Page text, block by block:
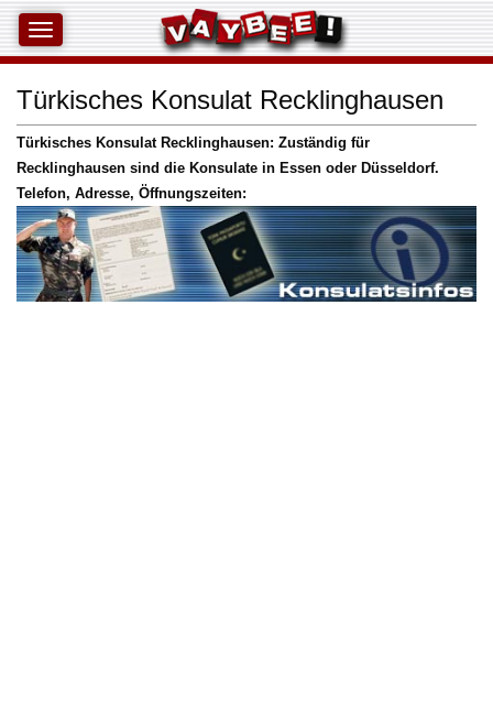
Türkisches Konsulat Recklinghausen
Türkisches Konsulat Recklinghausen: Zuständig für
Recklinghausen sind die Konsulate in Essen oder Düsseldorf.
Telefon, Adresse, Öffnungszeiten: